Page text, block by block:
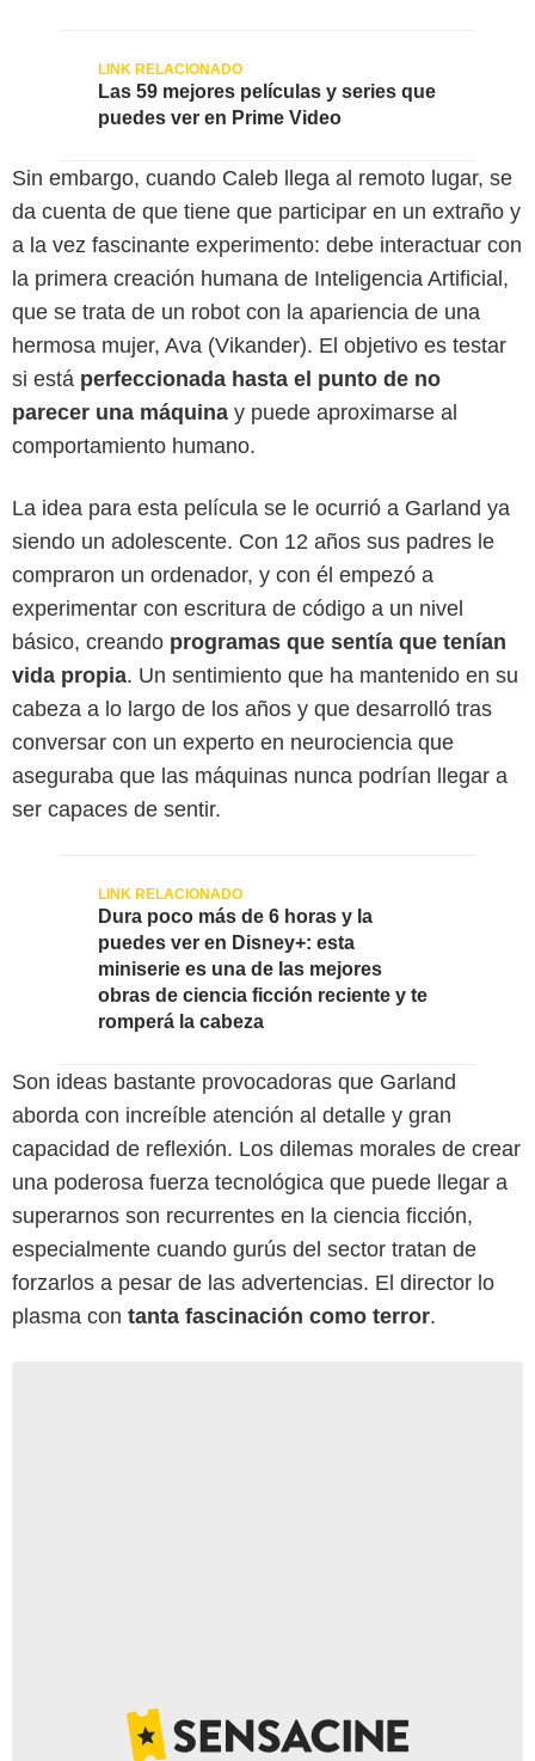
Las 59 mejores películas y series que
puedes ver en Prime Video
Sin embargo, cuando Caleb llega al remoto lugar, se
da cuenta de que tiene que participar en un extraño y
a la vez fascinante experimento: debe interactuar con
la primera creación humana de Inteligencia Artificial,
que se trata de un robot con la apariencia de una
hermosa mujer, Ava (Vikander). El objetivo es testar
si está perfeccionada hasta el punto de no
parecer una máquina y puede aproximarse al
comportamiento humano.
La idea para esta película se le ocurrió a Garland ya
siendo un adolescente. Con 12 años sus padres le
compraron un ordenador, y con él empezó a
experimentar con escritura de código a un nivel
básico, creando programas que sentía que tenían
vida propia. Un sentimiento que ha mantenido en su
cabeza a lo largo de los años y que desarrolló tras
conversar con un experto en neurociencia que
aseguraba que las máquinas nunca podrían llegar a
ser capaces de sentir.
Dura poco más de 6 horas y la
puedes ver en Disney+: esta
miniserie es una de las mejores
obras de ciencia ficción reciente y te
romperá la cabeza
Son ideas bastante provocadoras que Garland
aborda con increíble atención al detalle y gran
capacidad de reflexión. Los dilemas morales de crear
una poderosa fuerza tecnológica que puede llegar a
superarnos son recurrentes en la ciencia ficción,
especialmente cuando gurús del sector tratan de
forzarlos a pesar de las advertencias. El director lo
plasma con tanta fascinación como terror.